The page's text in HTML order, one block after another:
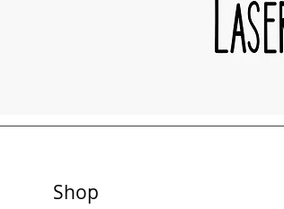
Shop